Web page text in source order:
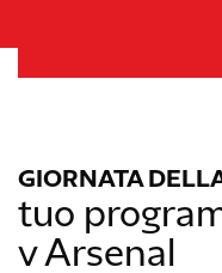
GIORNATA
tuo
v Arsenal